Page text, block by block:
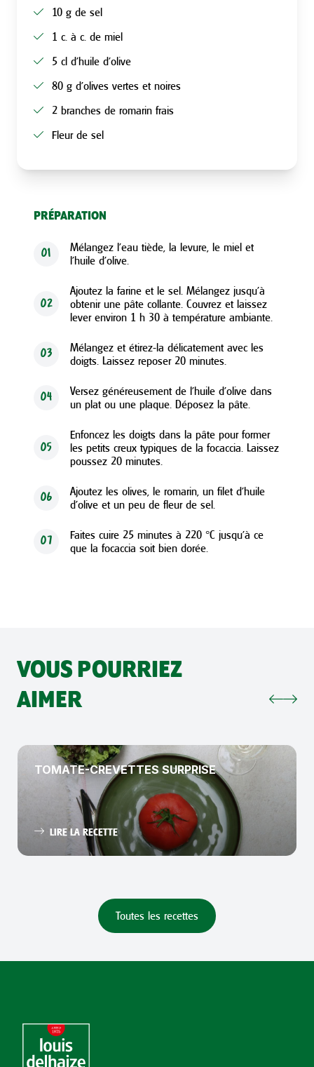
10 g de sel
1 c. à c. de miel
5 cl d’huile d’olive
80 g d’olives vertes et noires
2 branches de romarin frais
Fleur de sel
PRÉPARATION
01
Mélangez l’eau tiède, la levure, le miel et
l’huile d’olive.
02
Ajoutez la farine et le sel. Mélangez jusqu’à
obtenir une pâte collante. Couvrez et laissez
lever environ 1 h 30 à température ambiante.
03
Mélangez et étirez-la délicatement avec les
doigts. Laissez reposer 20 minutes.
04
Versez généreusement de l’huile d’olive dans
un plat ou une plaque. Déposez la pâte.
05
Enfoncez les doigts dans la pâte pour former
les petits creux typiques de la focaccia. Laissez
poussez 20 minutes.
06
Ajoutez les olives, le romarin, un filet d’huile
d’olive et un peu de fleur de sel.
07
Faites cuire 25 minutes à 220 °C jusqu’à ce
que la focaccia soit bien dorée.
VOUS POURRIEZ
AIMER
TOMATE-CREVETTES SURPRISE
LIRE LA RECETTE
Toutes les recettes